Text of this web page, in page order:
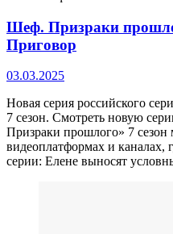
Шеф. Призраки
Приговор
03.03.2025
Новая серия российского
7 сезон. Смотреть новую
Призраки прошлого» 7
видеоплатформах и каналах,
серии: Елене выносят